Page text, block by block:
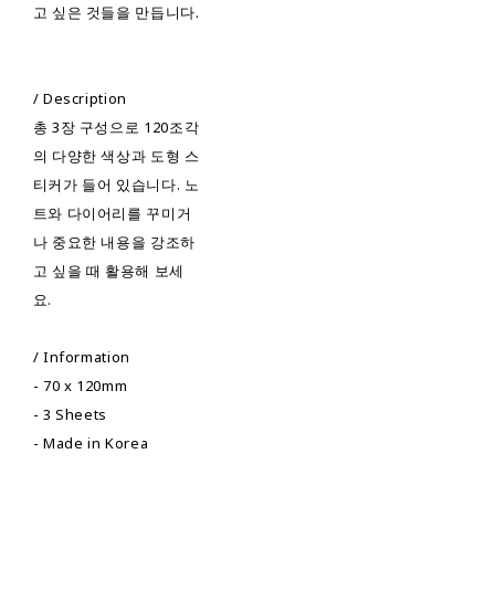
고 싶은 것들을 만듭니다.
/ Description
총 3장 구성으로 120조각
의 다양한 색상과 도형 스
티커가 들어 있습니다. 노
트와 다이어리를 꾸미거
나 중요한 내용을 강조하
고 싶을 때 활용해 보세
요.
/ Information
- 70 x 120mm
- 3 Sheets
- Made in Korea